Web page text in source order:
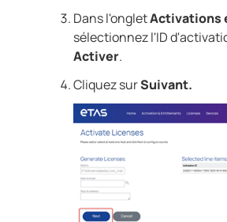
Dans l'ongletActivations
sélectionnez l'ID
Activer.
Cliquez surSuivant.